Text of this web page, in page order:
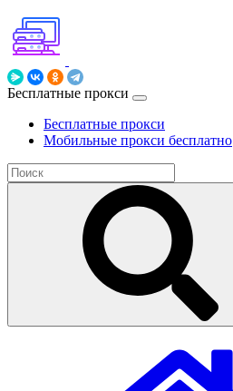
Бесплатные прокси
Бесплатные прокси
Мобильные прокси бесплатно